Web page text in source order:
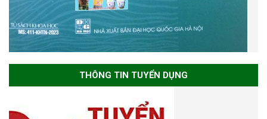
THÔNG TIN TUYỂN DỤNG